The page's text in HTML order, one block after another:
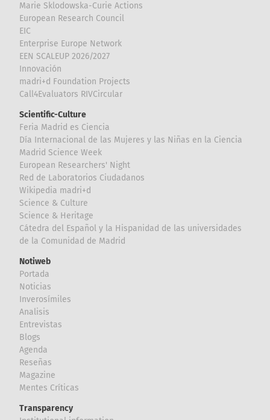
Marie Sklodowska-Curie Actions
European Research Council
EIC
Enterprise Europe Network
EEN SCALEUP 2026/2027
Innovación
madri+d Foundation Projects
Call4Evaluators RIVCircular
Scientific-Culture
Feria Madrid es Ciencia
Día Internacional de las Mujeres y las Niñas en la Ciencia
Madrid Science Week
European Researchers' Night
Red de Laboratorios Ciudadanos
Wikipedia madri+d
Science & Culture
Science & Heritage
Cátedra del Español y la Hispanidad de las universidades
de la Comunidad de Madrid
Notiweb
Portada
Noticias
Inverosímiles
Analisis
Entrevistas
Blogs
Agenda
Reseñas
Magazine
Mentes Críticas
Transparency